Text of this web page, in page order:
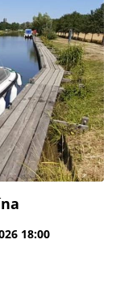
18:00